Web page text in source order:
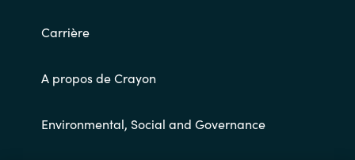
Carrière
A propos de Crayon
Environmental, Social and Governance